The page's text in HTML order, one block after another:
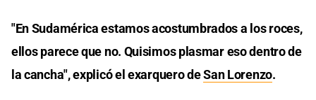
"En Sudamérica estamos acostumbrados a los roces,
ellos parece que no. Quisimos plasmar eso dentro de
la cancha", explicó el exarquero deSan Lorenzo.